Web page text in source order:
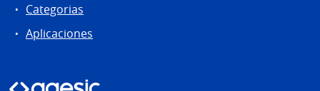
Categorias
Aplicaciones